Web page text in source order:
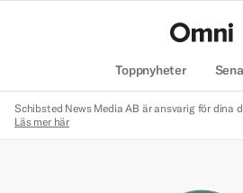
Toppnyheter
Schibsted News Media AB är ansvarig för dina
Läs mer här